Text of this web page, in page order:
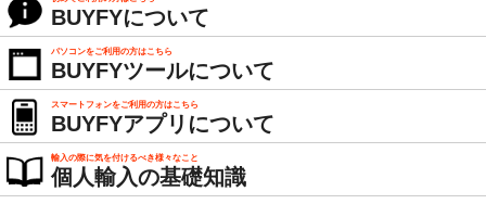
BUYFYについて
パソコンをご利用の方はこちら
BUYFYツールについて
スマートフォンをご利用の方はこちら
BUYFYアプリについて
輸入の際に気を付けるべき様々なこと
個人輸入の基礎知識